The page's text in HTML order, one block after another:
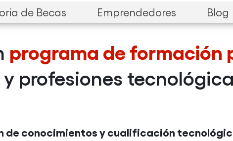
de Becas Emprendedores Blog
programa de formación
profesiones
de conocimientos y cualificación